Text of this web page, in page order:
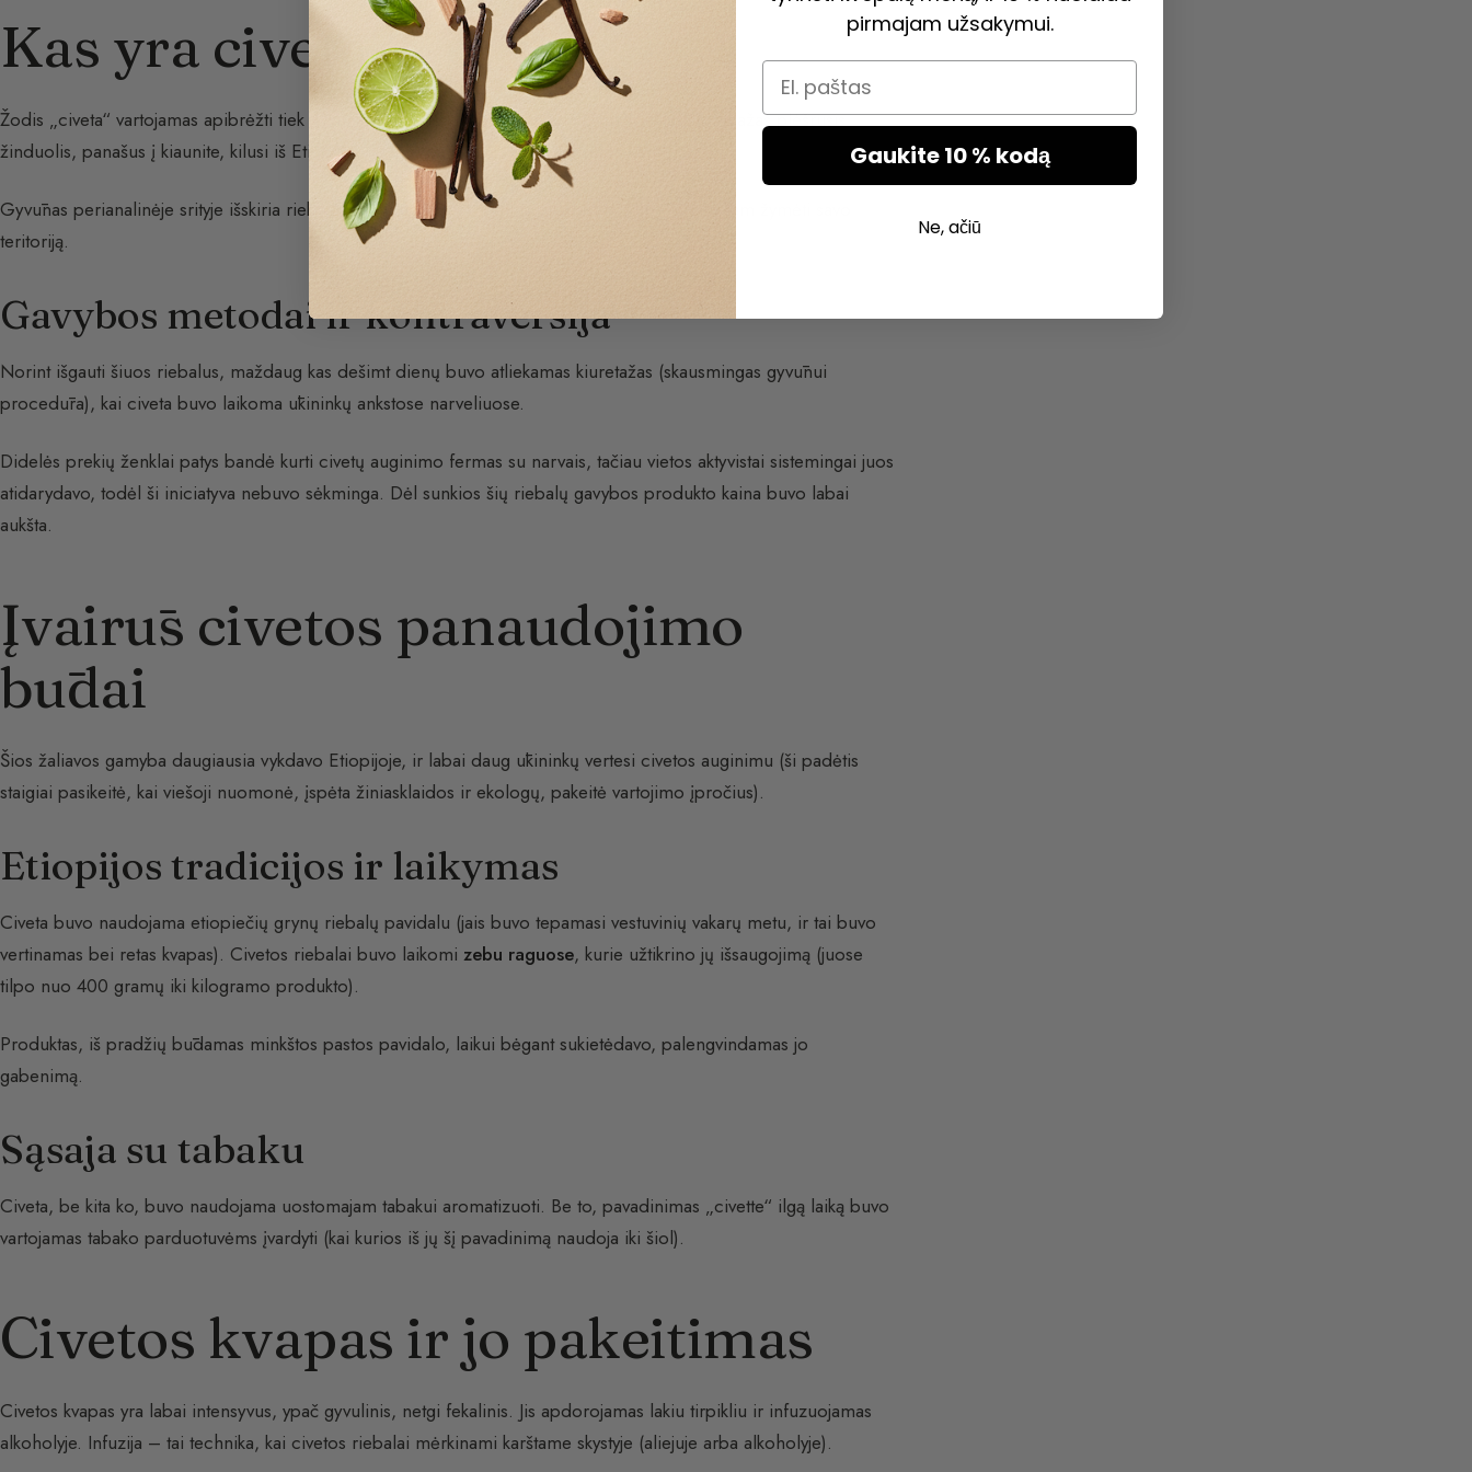
Kas yra civeta?
Žodis „civeta“ vartojamas apibrėžti tiek gyvūną, tiek jo išskiriamus sekretinius produktus. Tai mažas plėšrusis
žinduolis, panašus į kiaunite, kilusi iš Etiopijos. Jis taip pat vadinamas„Abisinos kate“
Gyvūnas perianalinėje srityje išskiria riebalinio pobūdžio sekretinius produktus, kurie leidžia jam žymėti savo
teritoriją.
Gavybos metodai ir kontraversija
Norint išgauti šiuos riebalus, maždaug kas dešimt dienų buvo atliekamas kiuretažas (skausmingas gyvūnui
procedūra), kai civeta buvo laikoma ūkininkų ankstose narveliuose.
Didelės prekių ženklai patys bandė kurti civetų auginimo fermas su narvais, tačiau vietos aktyvistai sistemingai juos
atidarydavo, todėl ši iniciatyva nebuvo sėkminga. Dėl sunkios šių riebalų gavybos produkto kaina buvo labai
aukšta.
Įvairūs civetos panaudojimo
būdai
Šios žaliavos gamyba daugiausia vykdavo Etiopijoje, ir labai daug ūkininkų vertesi civetos auginimu (ši padėtis
staigiai pasikeitė, kai viešoji nuomonė, įspėta žiniasklaidos ir ekologų, pakeitė vartojimo įpročius).
Etiopijos tradicijos ir laikymas
Civeta buvo naudojama etiopiečių grynų riebalų pavidalu (jais buvo tepamasi vestuvinių vakarų metu, ir tai buvo
vertinamas bei retas kvapas). Civetos riebalai buvo laikomi zebu raguose, kurie užtikrino jų išsaugojimą (juose
tilpo nuo 400 gramų iki kilogramo produkto).
Produktas, iš pradžių būdamas minkštos pastos pavidalo, laikui bėgant sukietėdavo, palengvindamas jo
gabenimą.
Sąsaja su tabaku
Civeta, be kita ko, buvo naudojama uostomajam tabakui aromatizuoti. Be to, pavadinimas „civette“ ilgą laiką buvo
vartojamas tabako parduotuvėms įvardyti (kai kurios iš jų šį pavadinimą naudoja iki šiol).
Civetos kvapas ir jo pakeitimas
Civetos kvapas yra labai intensyvus, ypač gyvulinis, netgi fekalinis. Jis apdorojamas lakiu tirpikliu ir infuzuojamas
alkoholyje. Infuzija – tai technika, kai civetos riebalai mėrkinami karštame skystyje (aliejuje arba alkoholyje).
pirmajam užsakymui.
Email
Gaukite 10 % kodą
Ne, ačiū